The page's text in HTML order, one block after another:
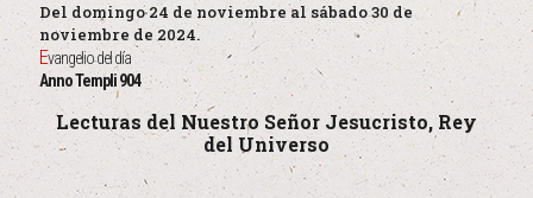
Del domingo 24 de noviembre al sábado 30 de
noviembre de 2024.
Evangelio del día
Anno Templi 904
Lecturas del Nuestro Señor Jesucristo, Rey
del Universo